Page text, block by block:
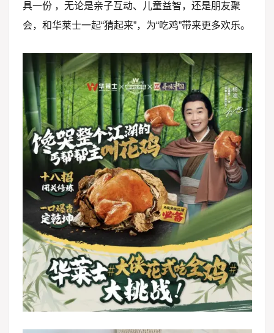
具一份 ，无论是亲子互动、儿童益智，还是朋友聚
会，和华莱士一起“猜起来”，为“吃鸡”带来更多欢乐。